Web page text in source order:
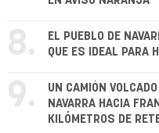
8.
EL PUEBLO DE
QUE ES IDEAL PARA
9.
UN CAMIÓN
NAVARRA HACIA
KILÓMETROS DE